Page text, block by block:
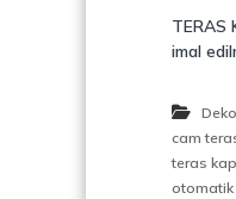
TERAS
imal
cam
teras
otomatik